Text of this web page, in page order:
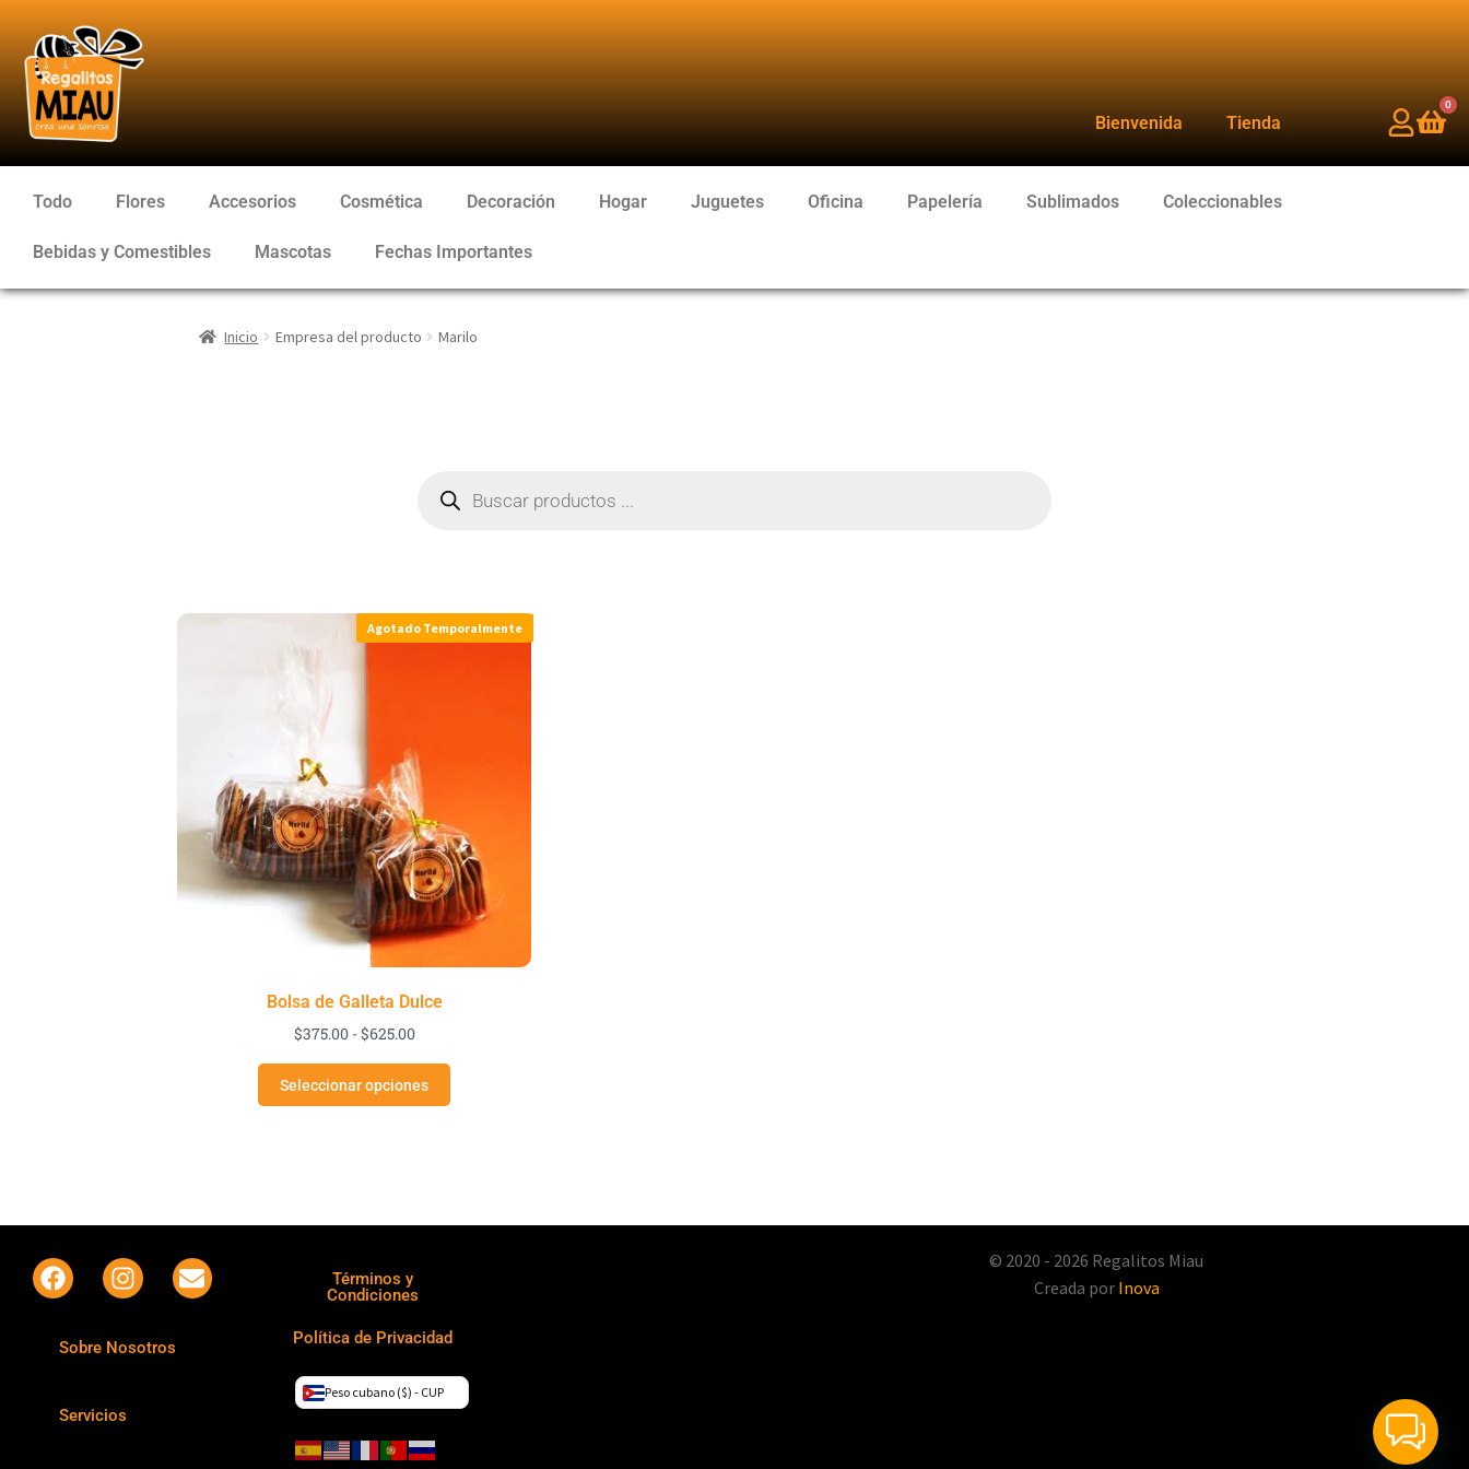
Bienvenida Tienda
0
Todo Flores Accesorios Cosmética Decoración Hogar Juguetes Oficina Papelería Sublimados Coleccionables
Bebidas y Comestibles Mascotas Fechas Importantes
Inicio Empresa del producto Marilo
Agotado Temporalmente
Bolsa de Galleta Dulce
$375.00 -$625.00
Seleccionar opciones
Sobre Nosotros
Servicios
Términos y
Condiciones
Política de Privacidad
Peso cubano ($) - CUP
© 2020 - 2026 Regalitos Miau
Creada por Inova